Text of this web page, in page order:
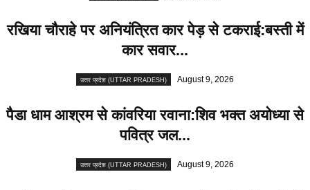
रखिया चौराहे पर अनियंत्रित कार पेड़ से टकराई:बस्ती में
कार सवार...
उत्तर प्रदेश (UTTAR PRADESH) August 9, 2026
पैडा धाम आश्रम से कांवरिया रवाना:शिव भक्त अयोध्या से
पवित्र जल...
उत्तर प्रदेश (UTTAR PRADESH) August 9, 2026